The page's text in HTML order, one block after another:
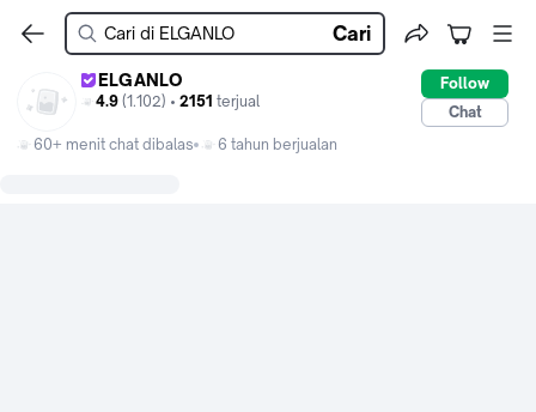
Cari
ELGANLO
4.9 (1.102) • 2151 terjual
Follow
Chat
60+ menit chat dibalas
6 tahun berjualan